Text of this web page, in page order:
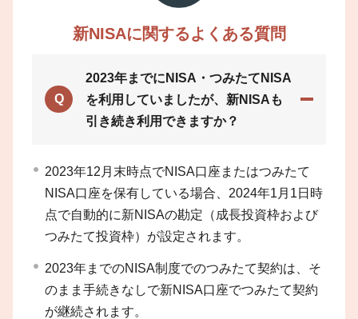
新NISAに関するよくある質問
Q
2023年までにNISA・つみたてNISA
を利用していましたが、新NISAも
引き続き利用できますか？
2023年12月末時点でNISA口座またはつみたて
NISA口座を保有している場合、2024年1月1日時
点で自動的に新NISAの勘定（成長投資枠および
つみたて投資枠）が設定されます。
2023年までのNISA制度でのつみたて契約は、そ
のまま手続きなしで新NISA口座でつみたて契約
が継続されます。